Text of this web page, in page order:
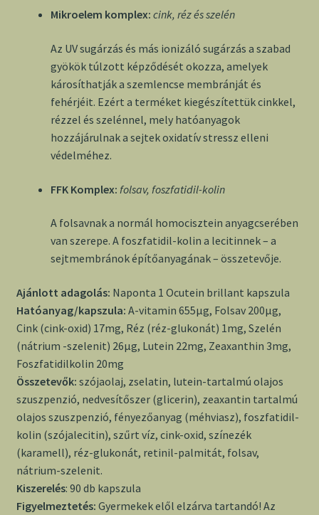
Mikroelem komplex: cink, réz és szelén
Az UV sugárzás és más ionizáló sugárzás a szabad
gyökök túlzott képződését okozza, amelyek
károsíthatják a szemlencse membránját és
fehérjéit. Ezért a terméket kiegészítettük cinkkel,
rézzel és szelénnel, mely hatóanyagok
hozzájárulnak a sejtek oxidatív stressz elleni
védelméhez.
FFK Komplex: folsav, foszfatidil-kolin
A folsavnak a normál homocisztein anyagcserében
van szerepe. A foszfatidil-kolin a lecitinnek – a
sejtmembránok építőanyagának – összetevője.
Ajánlott adagolás: Naponta 1 Ocutein brillant kapszula
Hatóanyag/kapszula: A-vitamin 655µg, Folsav 200µg,
Cink (cink-oxid) 17mg, Réz (réz-glukonát) 1mg, Szelén
(nátrium -szelenit) 26µg, Lutein 22mg, Zeaxanthin 3mg,
Foszfatidilkolin 20mg
Összetevők: szójaolaj, zselatin, lutein-tartalmú olajos
szuszpenzió, nedvesítőszer (glicerin), zeaxantin tartalmú
olajos szuszpenzió, fényezőanyag (méhviasz), foszfatidil-
kolin (szójalecitin), szűrt víz, cink-oxid, színezék
(karamell), réz-glukonát, retinil-palmitát, folsav,
nátrium-szelenit.
Kiszerelés: 90 db kapszula
Figyelmeztetés: Gyermekek elől elzárva tartandó! Az